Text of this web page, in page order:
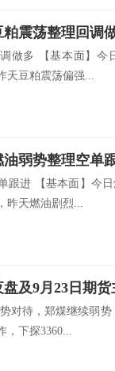
震荡整理回调
做多 【基本面】今
天豆粕震荡偏强...
弱势整理空单
跟进 【基本面】今
昨天燃油剧烈...
及9月23日期
对待，郑煤继续弱
，下探3360...